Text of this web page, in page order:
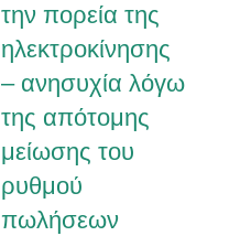
την πορεία της
ηλεκτροκίνησης
– ανησυχία λόγω
της απότομης
μείωσης του
ρυθμού
πωλήσεων